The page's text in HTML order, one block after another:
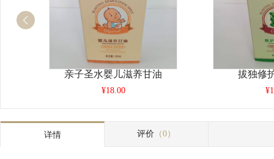
亲子圣水婴儿滋养甘油
¥18.00
拔独修
详情 评价 （0）